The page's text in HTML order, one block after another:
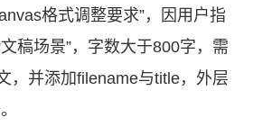
格式调整要求”，因用户指
文稿场景”，字数大于800字，需
，并添加filename与title，外层